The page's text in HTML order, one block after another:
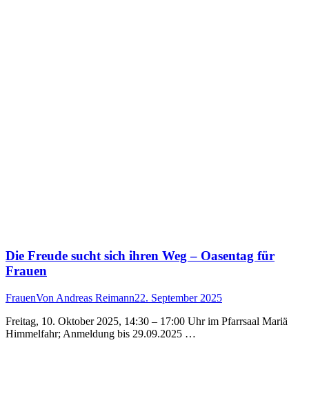
Die Freude sucht sich ihren Weg – Oasentag für
Frauen
FrauenVon Andreas Reimann22. September 2025
Freitag, 10. Oktober 2025, 14:30 – 17:00 Uhr im Pfarrsaal Mariä
Himmelfahr; Anmeldung bis 29.09.2025 …